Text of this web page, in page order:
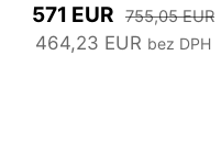
571 EUR 755,05 EUR
464,23 EUR bez DPH